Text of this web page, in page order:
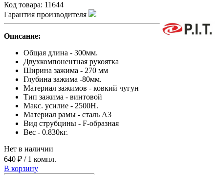
Код товара: 11644
Гарантия производителя
Описание:
Общая длина - 300мм.
Двухкомпонентная рукоятка
Ширина зажима - 270 мм
Глубина зажима -80мм.
Материал зажимов - ковкий чугун
Тип зажима - винтовой
Макс. усилие - 2500Н.
Материал рамы - сталь А3
Вид струбцины - F-образная
Вес - 0.830кг.
Нет в наличии
640 ₽ / 1 компл.
В корзину